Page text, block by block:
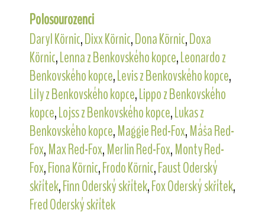
Polosourozenci
Daryl Körnic,Dixx Körnic,Dona Körnic,Doxa
Körnic,Lenna z Benkovského kopce,Leonardo z
Benkovského kopce,Levis z Benkovského kopce,
Lily z Benkovského kopce,Lippo z Benkovského
kopce,Lojss z Benkovského kopce,Lukas z
Benkovského kopce,Maggie Red-Fox,Máša Red-
Fox,Max Red-Fox,Merlin Red-Fox,Monty Red-
Fox,Fiona Körnic,Frodo Körnic,Faust Oderský
skřítek,Finn Oderský skřítek,Fox Oderský skřítek,
Fred Oderský skřítek